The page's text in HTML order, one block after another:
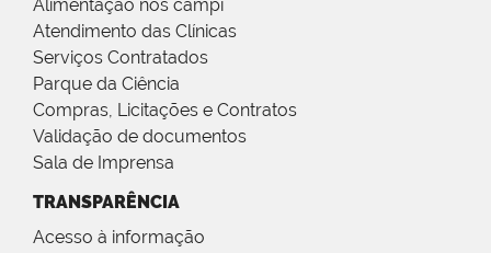
Alimentação nos campi
Atendimento das Clínicas
Serviços Contratados
Parque da Ciência
Compras, Licitações e Contratos
Validação de documentos
Sala de Imprensa
TRANSPARÊNCIA
Acesso à informação